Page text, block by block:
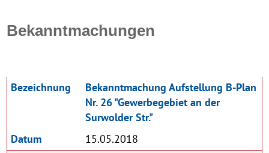
Bekanntmachungen
Datum 15.05.2018
Bezeichnung
Bekanntmachung Aufstellung B-Plan
Nr. 26 "Gewerbegebiet an der
Surwolder Str."